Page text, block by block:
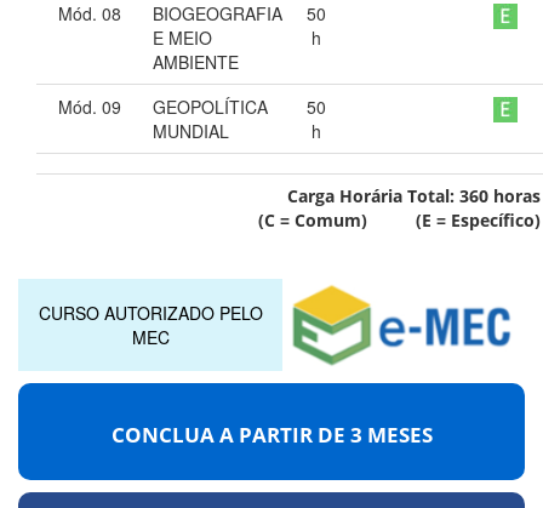
Mód. 08
BIOGEOGRAFIA
E MEIO
AMBIENTE
50
h
Mód. 09
GEOPOLÍTICA
MUNDIAL
50
h
Carga Horária Total: 360 horas
(C = Comum) (E = Específico)
CURSO AUTORIZADO PELO
MEC
CONCLUA A PARTIR DE 3 MESES